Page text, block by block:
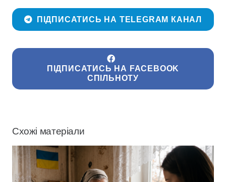
ПІДПИСАТИСЬ НА TELEGRAM КАНАЛ
ПІДПИСАТИСЬ НА FACEBOOK
СПІЛЬНОТУ
Схожі матеріали